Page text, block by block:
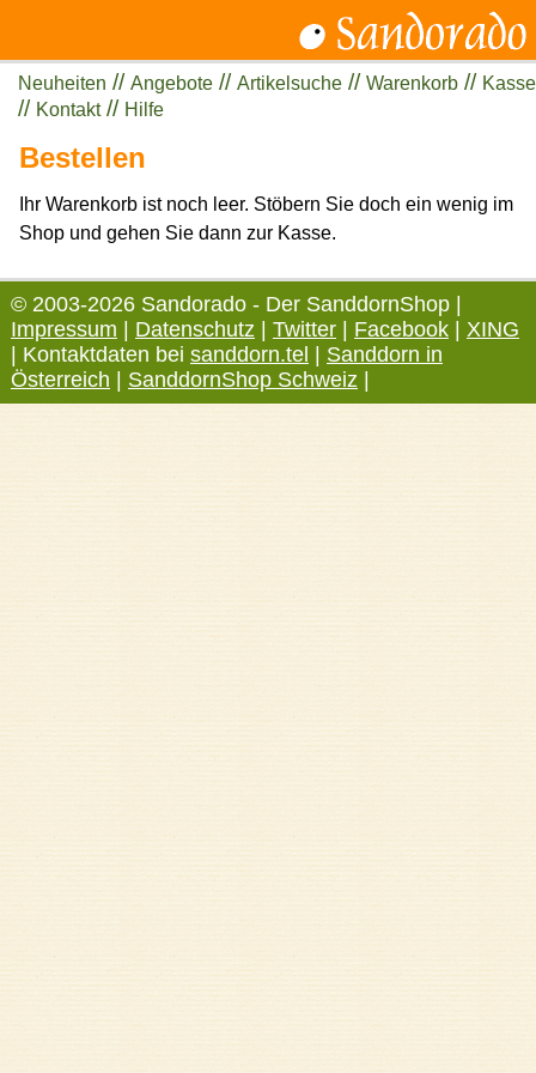
Neuheiten // Angebote // Artikelsuche // Warenkorb // Kasse
// Kontakt// Hilfe
Bestellen
Ihr Warenkorb ist noch leer. Stöbern Sie doch ein wenig im
Shop und gehen Sie dann zur Kasse.
© 2003-2026 Sandorado - Der SanddornShop |
Impressum | Datenschutz | Twitter | Facebook | XING
| Kontaktdaten bei sanddorn.tel | Sanddorn in
Österreich | SanddornShop Schweiz |